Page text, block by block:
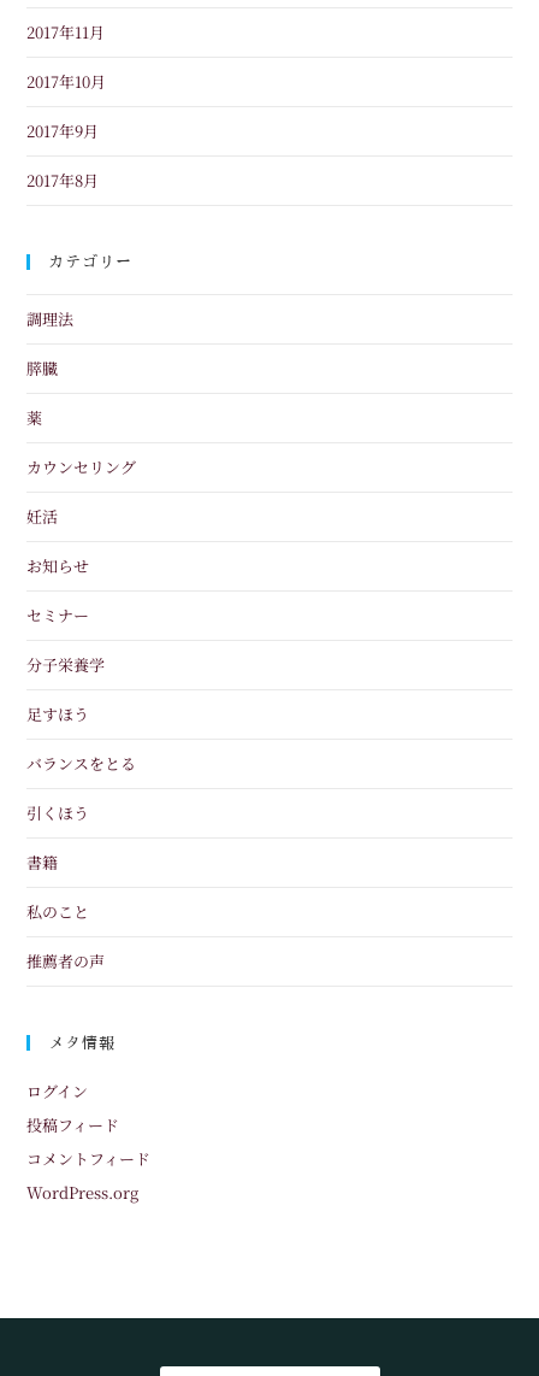
2017年11月
2017年10月
2017年9月
2017年8月
カテゴリー
調理法
膵臓
薬
カウンセリング
妊活
お知らせ
セミナー
分子栄養学
足すほう
バランスをとる
引くほう
書籍
私のこと
推薦者の声
メタ情報
ログイン
投稿フィード
コメントフィード
WordPress.org